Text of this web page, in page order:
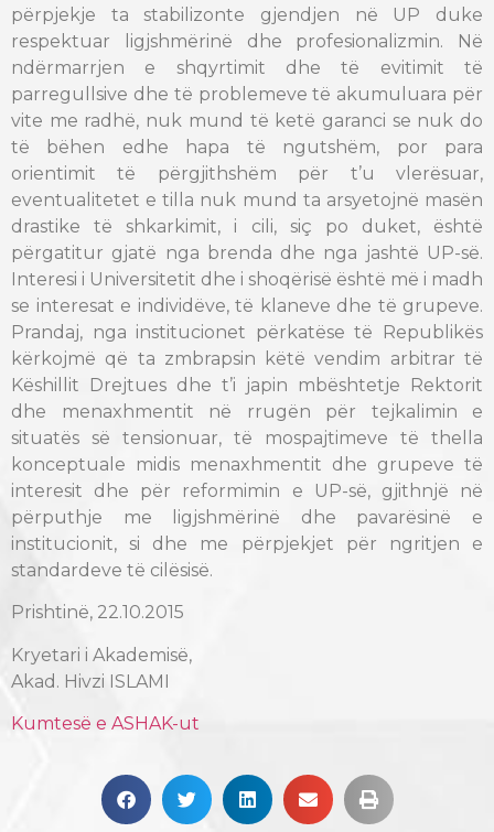
përpjekje ta stabilizonte gjendjen në UP duke
respektuar ligjshmërinë dhe profesionalizmin. Në
ndërmarrjen e shqyrtimit dhe të evitimit të
parregullsive dhe të problemeve të akumuluara për
vite me radhë, nuk mund të ketë garanci se nuk do
të bëhen edhe hapa të ngutshëm, por para
orientimit të përgjithshëm për t’u vlerësuar,
eventualitetet e tilla nuk mund ta arsyetojnë masën
drastike të shkarkimit, i cili, siç po duket, është
përgatitur gjatë nga brenda dhe nga jashtë UP-së.
Interesi i Universitetit dhe i shoqërisë është më i madh
se interesat e individëve, të klaneve dhe të grupeve.
Prandaj, nga institucionet përkatëse të Republikës
kërkojmë që ta zmbrapsin këtë vendim arbitrar të
Këshillit Drejtues dhe t’i japin mbështetje Rektorit
dhe menaxhmentit në rrugën për tejkalimin e
situatës së tensionuar, të mospajtimeve të thella
konceptuale midis menaxhmentit dhe grupeve të
interesit dhe për reformimin e UP-së, gjithnjë në
përputhje me ligjshmërinë dhe pavarësinë e
institucionit, si dhe me përpjekjet për ngritjen e
standardeve të cilësisë.
Prishtinë, 22.10.2015
Kryetari i Akademisë,
Akad. Hivzi ISLAMI
Kumtesë e ASHAK-ut